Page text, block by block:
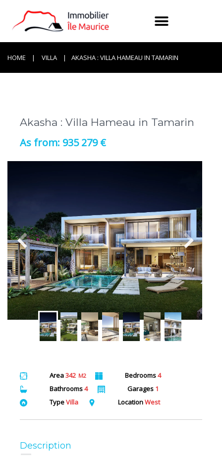
HOME VILLA AKASHA : VILLA HAMEAU IN TAMARIN
Akasha : Villa Hameau in Tamarin
935 279 €
Area342 M2 Bedrooms4
Bathrooms4 Garages 1
TypeVilla LocationWest
Description